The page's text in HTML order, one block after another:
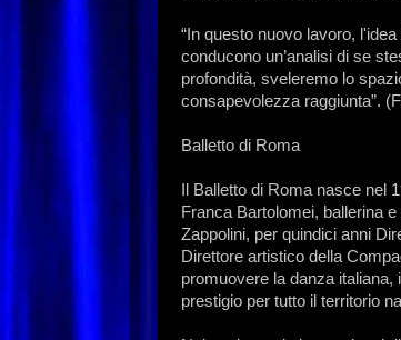
“In questo nuovo lavoro,
conducono un’analisi di se
profondità, sveleremo lo
consapevolezza raggiunta”.
Balletto di Roma
Il Balletto di Roma nasce nel
Franca Bartolomei, ballerina e
Zappolini, per quindici anni
Direttore artistico della
promuovere la danza
prestigio per tutto il territorio